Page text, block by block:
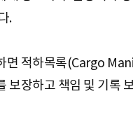
.
면 적하목록(Cargo
보장하고 책임 및 기록